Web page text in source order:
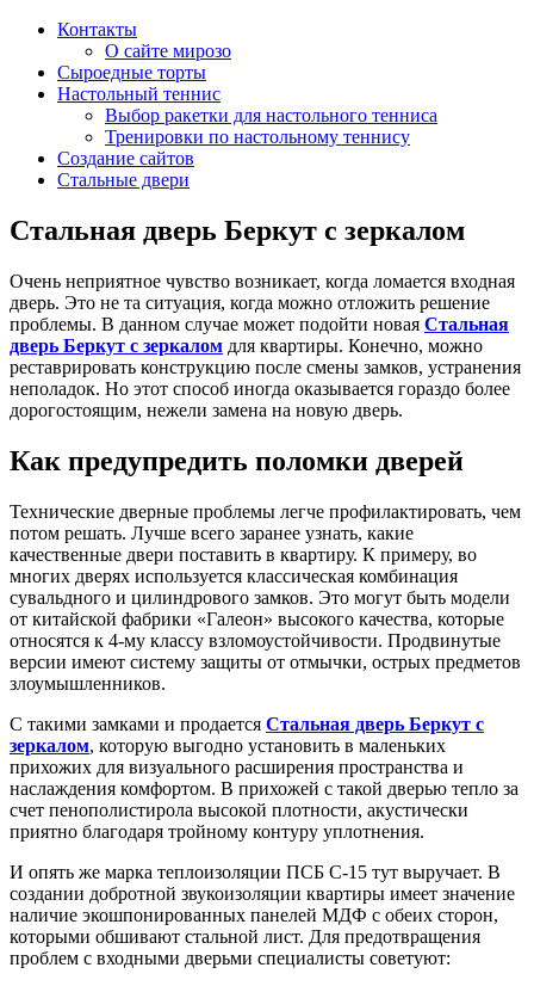
Контакты
О сайте мирозо
Сыроедные торты
Настольный теннис
Выбор ракетки для настольного тенниса
Тренировки по настольному теннису
Создание сайтов
Стальные двери
Стальная дверь Беркут с зеркалом
Очень неприятное чувство возникает, когда ломается входная
дверь. Это не та ситуация, когда можно отложить решение
проблемы. В данном случае может подойти новая Стальная
дверь Беркут с зеркалом для квартиры. Конечно, можно
реставрировать конструкцию после смены замков, устранения
неполадок. Но этот способ иногда оказывается гораздо более
дорогостоящим, нежели замена на новую дверь.
Как предупредить поломки дверей
Технические дверные проблемы легче профилактировать, чем
потом решать. Лучше всего заранее узнать, какие
качественные двери поставить в квартиру. К примеру, во
многих дверях используется классическая комбинация
сувальдного и цилиндрового замков. Это могут быть модели
от китайской фабрики «Галеон» высокого качества, которые
относятся к 4-му классу взломоустойчивости. Продвинутые
версии имеют систему защиты от отмычки, острых предметов
злоумышленников.
С такими замками и продается Стальная дверь Беркут с
зеркалом, которую выгодно установить в маленьких
прихожих для визуального расширения пространства и
наслаждения комфортом. В прихожей с такой дверью тепло за
счет пенополистирола высокой плотности, акустически
приятно благодаря тройному контуру уплотнения.
И опять же марка теплоизоляции ПСБ С-15 тут выручает. В
создании добротной звукоизоляции квартиры имеет значение
наличие экошпонированных панелей МДФ с обеих сторон,
которыми обшивают стальной лист. Для предотвращения
проблем с входными дверьми специалисты советуют: